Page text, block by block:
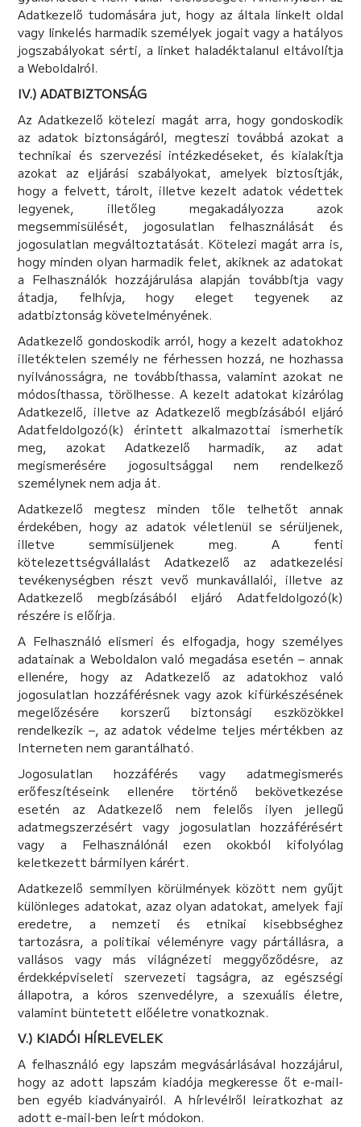
Adatkezelő tudomására jut, hogy az általa linkelt oldal
vagy linkelés harmadik személyek jogait vagy a hatályos
jogszabályokat sérti, a linket haladéktalanul eltávolítja
a Weboldalról.
IV.) ADATBIZTONSÁG
Az Adatkezelő kötelezi magát arra, hogy gondoskodik
az adatok biztonságáról, megteszi továbbá azokat a
technikai és szervezési intézkedéseket, és kialakítja
azokat az eljárási szabályokat, amelyek biztosítják,
hogy a felvett, tárolt, illetve kezelt adatok védettek
legyenek, illetőleg megakadályozza azok
megsemmisülését, jogosulatlan felhasználását és
jogosulatlan megváltoztatását. Kötelezi magát arra is,
hogy minden olyan harmadik felet, akiknek az adatokat
a Felhasználók hozzájárulása alapján továbbítja vagy
átadja, felhívja, hogy eleget tegyenek az
adatbiztonság követelményének.
Adatkezelő gondoskodik arról, hogy a kezelt adatokhoz
illetéktelen személy ne férhessen hozzá, ne hozhassa
nyilvánosságra, ne továbbíthassa, valamint azokat ne
módosíthassa, törölhesse. A kezelt adatokat kizárólag
Adatkezelő, illetve az Adatkezelő megbízásából eljáró
Adatfeldolgozó(k) érintett alkalmazottai ismerhetik
meg, azokat Adatkezelő harmadik, az adat
megismerésére jogosultsággal nem rendelkező
személynek nem adja át.
Adatkezelő megtesz minden tőle telhetőt annak
érdekében, hogy az adatok véletlenül se sérüljenek,
illetve semmisüljenek meg. A fenti
kötelezettségvállalást Adatkezelő az adatkezelési
tevékenységben részt vevő munkavállalói, illetve az
Adatkezelő megbízásából eljáró Adatfeldolgozó(k)
részére is előírja.
A Felhasználó elismeri és elfogadja, hogy személyes
adatainak a Weboldalon való megadása esetén – annak
ellenére, hogy az Adatkezelő az adatokhoz való
jogosulatlan hozzáférésnek vagy azok kifürkészésének
megelőzésére korszerű biztonsági eszközökkel
rendelkezik –, az adatok védelme teljes mértékben az
Interneten nem garantálható.
Jogosulatlan hozzáférés vagy adatmegismerés
erőfeszítéseink ellenére történő bekövetkezése
esetén az Adatkezelő nem felelős ilyen jellegű
adatmegszerzésért vagy jogosulatlan hozzáférésért
vagy a Felhasználónál ezen okokból kifolyólag
keletkezett bármilyen kárért.
Adatkezelő semmilyen körülmények között nem gyűjt
különleges adatokat, azaz olyan adatokat, amelyek faji
eredetre, a nemzeti és etnikai kisebbséghez
tartozásra, a politikai véleményre vagy pártállásra, a
vallásos vagy más világnézeti meggyőződésre, az
érdekképviseleti szervezeti tagságra, az egészségi
állapotra, a kóros szenvedélyre, a szexuális életre,
valamint büntetett előéletre vonatkoznak.
V.) KIADÓI HÍRLEVELEK
A felhasználó egy lapszám megvásárlásával hozzájárul,
hogy az adott lapszám kiadója megkeresse őt e-mail-
ben egyéb kiadványairól. A hírlevélről leiratkozhat az
adott e-mail-ben leírt módokon.